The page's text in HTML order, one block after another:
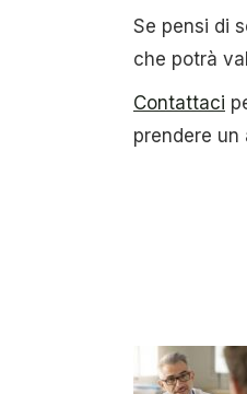
Se pensi di
che potrà
Contattaci
prendere un